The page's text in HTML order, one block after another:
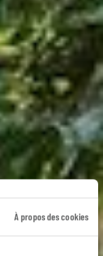
À propos des cookies